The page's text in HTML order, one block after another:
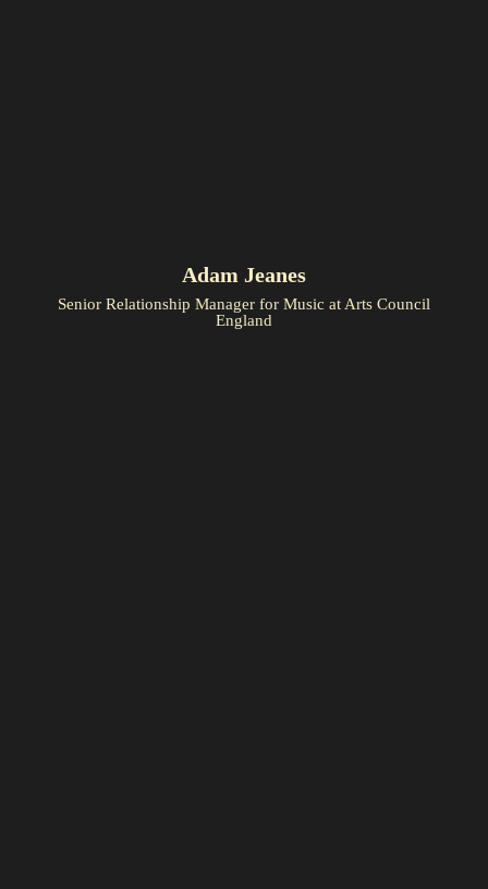
Adam Jeanes
Senior Relationship Manager for Music at Arts Council
England